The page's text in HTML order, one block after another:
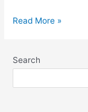
Read More »
Search